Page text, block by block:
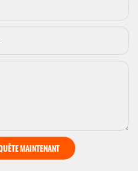
MAINTENANT